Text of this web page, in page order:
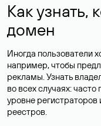
Как узнать,
домен
Иногда пользователи
например, чтобы
рекламы. Узнать
во всех случаях:
уровне
реестров.